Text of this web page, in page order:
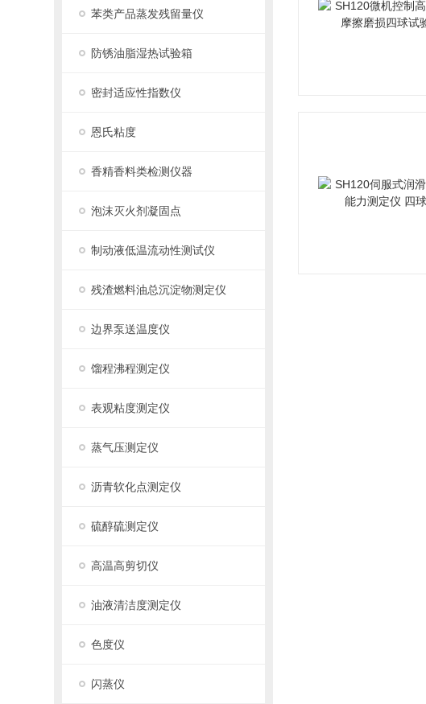
苯类产品蒸发残留量仪
防锈油脂湿热试验箱
密封适应性指数仪
恩氏粘度
香精香料类检测仪器
泡沫灭火剂凝固点
制动液低温流动性测试仪
残渣燃料油总沉淀物测定仪
边界泵送温度仪
馏程沸程测定仪
表观粘度测定仪
蒸气压测定仪
沥青软化点测定仪
硫醇硫测定仪
高温高剪切仪
油液清洁度测定仪
色度仪
闪蒸仪